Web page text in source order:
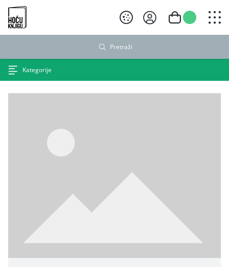
Hoću knjigu crni logo
Pretraži
Kategorije